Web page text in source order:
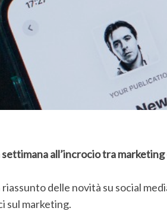
all’incrocio tra
riassunto delle novità su social
sul marketing.
: